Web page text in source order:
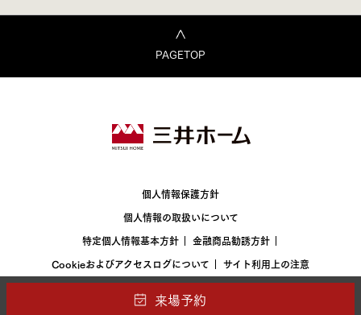
PAGETOP
個人情報保護方針
個人情報の取扱いについて
特定個人情報基本方針
金融商品勧誘方針
Cookieおよびアクセスログについて
サイト利用上の注意
©1997-2026 MITSUIHOME CO.,LTD